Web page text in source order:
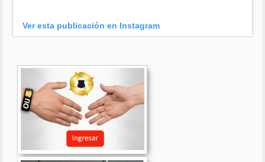
Ver esta publicación en Instagram